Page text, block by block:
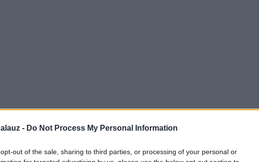
- Do Not Process My Personal Information
out of the sale, sharing to third parties, or processing of your personal or